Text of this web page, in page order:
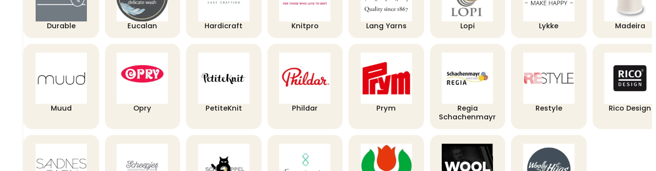
Durable Eucalan Hardicraft Knitpro Lang Yarns Lopi Lykke Madeira
Muud Opry PetiteKnit Phildar Prym
Regia
Schachenmayr
Restyle Rico Design